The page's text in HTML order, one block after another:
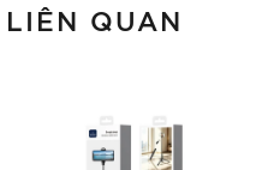
LIÊN QUAN